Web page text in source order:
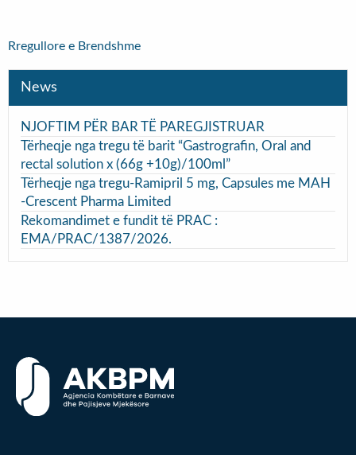
Rregullore e Brendshme
News
NJOFTIM PËR BAR TË PAREGJISTRUAR
Tërheqje nga tregu të barit “Gastrografin, Oral and
rectal solution x (66g +10g)/100ml”
Tërheqje nga tregu-Ramipril 5 mg, Capsules me MAH
-Crescent Pharma Limited
Rekomandimet e fundit të PRAC :
EMA/PRAC/1387/2026.